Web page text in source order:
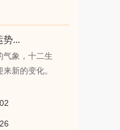
势...
气象，十二生
新的变化。